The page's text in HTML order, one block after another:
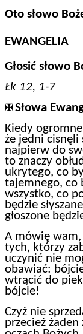
Oto słowo
EWANGELIA
Głosić słowo
Łk 12, 1-7
✠ Słowa
Kiedy ogromne
że jedni cisnęli
najpierw do
to znaczy
ukrytego, co
tajemnego, co
wszystko, co
będzie
głoszone
A mówię
tych, którzy
uczynić nie
obawiać:
wtrącić do
bójcie!
Czyż nie
przecież